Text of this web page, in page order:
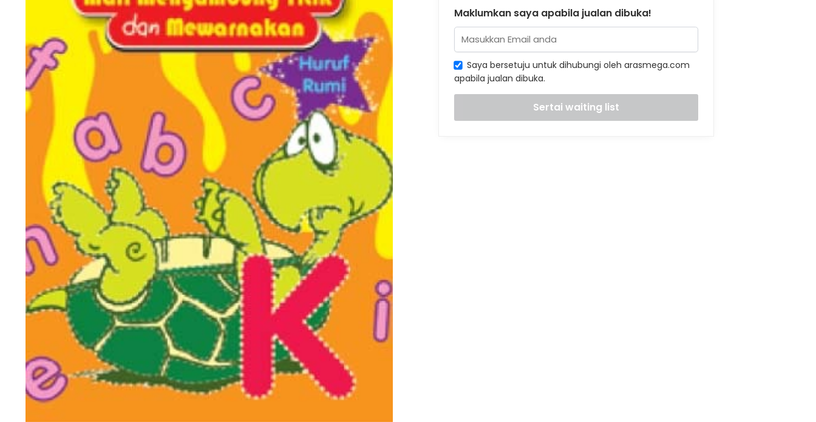
Maklumkan saya apabila jualan dibuka!
Saya bersetuju untuk dihubungi oleh arasmega.com
apabila jualan dibuka.